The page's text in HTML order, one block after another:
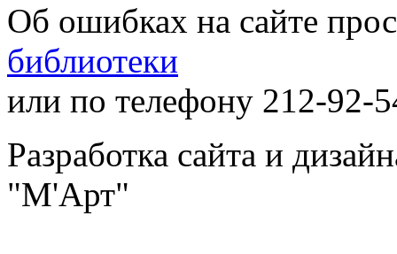
Об ошибках на сайте
библиотеки
или по телефону 212-92-
Разработка сайта и
"М'Арт"